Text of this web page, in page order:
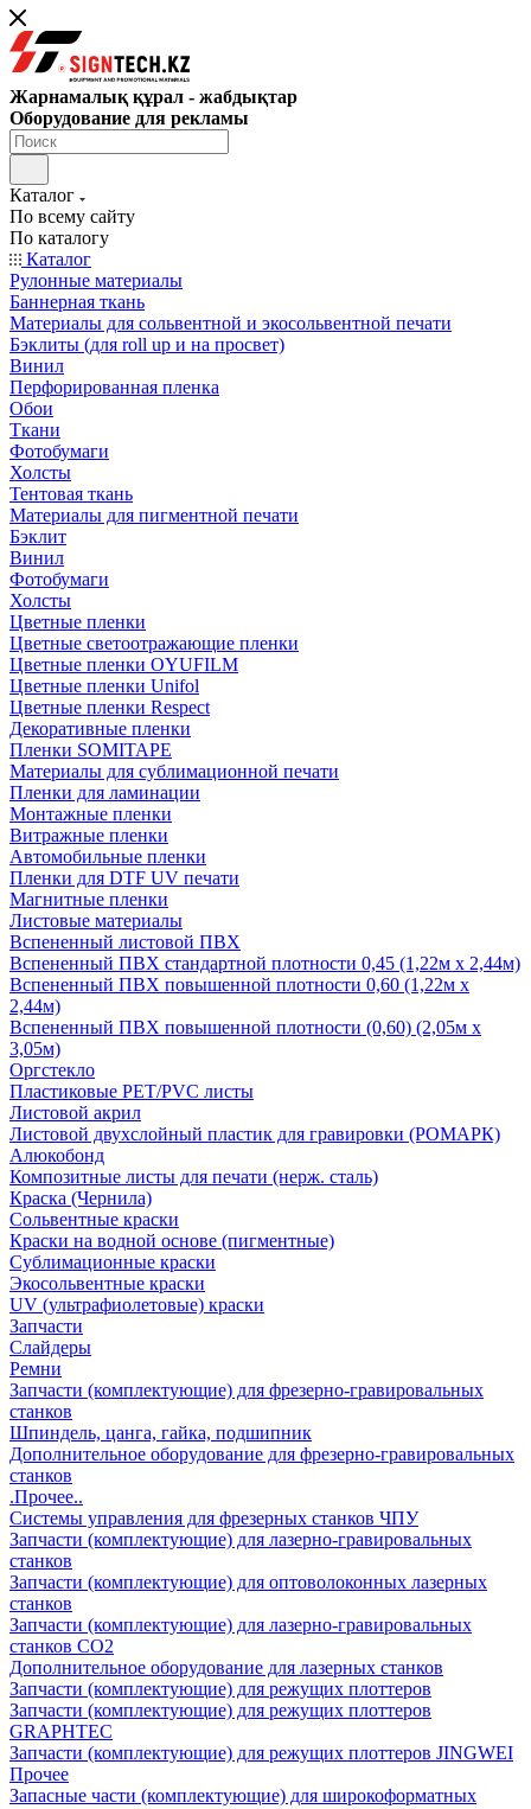
Жарнамалық құрал - жабдықтар
Оборудование для рекламы
Каталог
По всему сайту
По каталогу
Каталог
Рулонные материалы
Баннерная ткань
Материалы для сольвентной и экосольвентной печати
Бэклиты (для roll up и на просвет)
Винил
Перфорированная пленка
Обои
Ткани
Фотобумаги
Холсты
Тентовая ткань
Материалы для пигментной печати
Бэклит
Винил
Фотобумаги
Холсты
Цветные пленки
Цветные светоотражающие пленки
Цветные пленки OYUFILM
Цветные пленки Unifol
Цветные пленки Respect
Декоративные пленки
Пленки SOMITAPE
Материалы для сублимационной печати
Пленки для ламинации
Монтажные пленки
Витражные пленки
Автомобильные пленки
Пленки для DTF UV печати
Магнитные пленки
Листовые материалы
Вспененный листовой ПВХ
Вспененный ПВХ стандартной плотности 0,45 (1,22м х 2,44м)
Вспененный ПВХ повышенной плотности 0,60 (1,22м х
2,44м)
Вспененный ПВХ повышенной плотности (0,60) (2,05м х
3,05м)
Оргстекло
Пластиковые PET/PVC листы
Листовой акрил
Листовой двухслойный пластик для гравировки (РОМАРК)
Алюкобонд
Композитные листы для печати (нерж. сталь)
Краска (Чернила)
Сольвентные краски
Краски на водной основе (пигментные)
Сублимационные краски
Экосольвентные краски
UV (ультрафиолетовые) краски
Запчасти
Слайдеры
Ремни
Запчасти (комплектующие) для фрезерно-гравировальных
станков
Шпиндель, цанга, гайка, подшипник
Дополнительное оборудование для фрезерно-гравировальных
станков
.Прочее..
Системы управления для фрезерных станков ЧПУ
Запчасти (комплектующие) для лазерно-гравировальных
станков
Запчасти (комплектующие) для оптоволоконных лазерных
станков
Запчасти (комплектующие) для лазерно-гравировальных
станков CO2
Дополнительное оборудование для лазерных станков
Запчасти (комплектующие) для режущих плоттеров
Запчасти (комплектующие) для режущих плоттеров
GRAPHTEC
Запчасти (комплектующие) для режущих плоттеров JINGWEI
Прочее
Запасные части (комплектующие) для широкоформатных